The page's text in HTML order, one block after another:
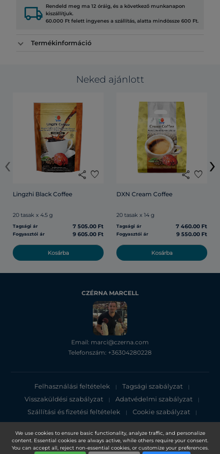
We use cookies to ensure basic functionality, analyze traffic, and personalize
content. Essential cookies are always active, while others require your consent.
You can accept all, reject non-essential cookies, or customize your preferences.
local_shipping Rendeld meg ma 12 óráig, és a következő munkanapon
kiszállítjuk.
60.000 Ft felett ingyenes a szállítás, alatta mindössze 600 Ft.
Termékinformáció
Neked ajánlott
share favorite
Lingzhi Black Coffee
20 tasak x 4.5 g
Tagsági ár 7 505.00 Ft
Fogyasztói ár 9 605.00 Ft
Kosárba
share favorite
DXN Cream Coffee
20 tasak x 14 g
Tagsági ár 7 460.00 Ft
Fogyasztói ár 9 550.00 Ft
Kosárba
‹ ›
CZÉRNA MARCELL
Email: marci@czerna.com
Telefonszám: +36304280228
Felhasználási feltételek | Tagsági szabályzat |
Visszaküldési szabályzat | Adatvédelmi szabályzat |
Szállítási és fizetési feltételek | Cookie szabályzat |
Adatvédelmi tájékoztató
Copyright 2025, DXN Holdings Bhd. 199501033918 (363120-V)